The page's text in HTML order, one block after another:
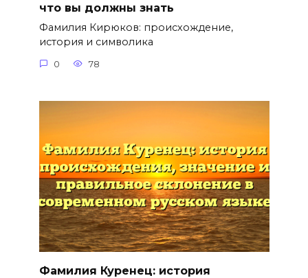
что вы должны знать
Фамилия Кирюков: происхождение,
история и символика
0 78
Фамилия Куренец: история